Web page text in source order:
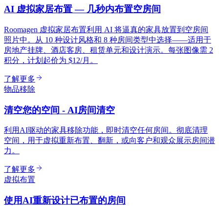
AI 虚拟家居布置 — 几秒内布置空房间
Roomagen 虚拟家居布置利用 AI 将逼真的家具放置到空房间
照片中。从 10 种设计风格和 8 种房间类型中选择——适用于
房地产挂牌、酒店客房、租赁单元和设计演示。每张图像需 2
积分，计划起价为 $12/月。
了解更多
物品移除
清空您的空间 - AI房间清空
利用AI驱动的家具移除功能，即时清空任何房间。彻底清理
空间，用于虚拟重新布置、翻新，或向客户和观众展示房间潜
力。
了解更多
虚拟布置
使用AI重新设计已布置的房间